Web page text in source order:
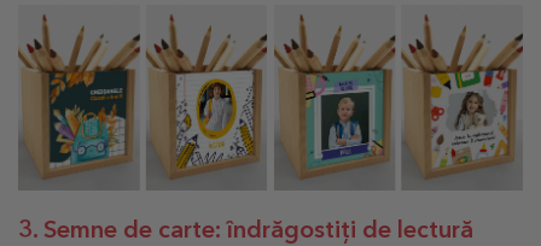
3. Semne de carte: îndrăgostiți de lectură